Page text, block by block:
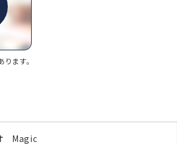
ます。
Magic